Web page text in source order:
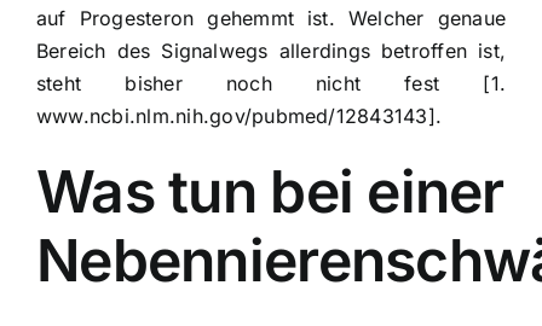
auf Progesteron gehemmt ist. Welcher genaue
Bereich des Signalwegs allerdings betroffen ist,
steht bisher noch nicht fest [1.
www.ncbi.nlm.nih.gov/pubmed/12843143].
Was tun bei einer